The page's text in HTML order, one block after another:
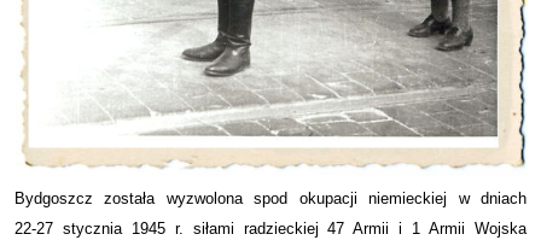
Bydgoszcz została wyzwolona spod okupacji niemieckiej w dniach
22-27 stycznia 1945 r. siłami radzieckiej 47 Armii i 1 Armii Wojska